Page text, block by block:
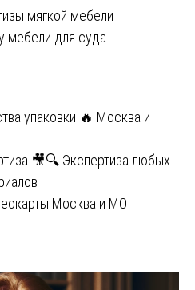
мягкой мебели
мебели для суда
упаковки 🔥 Москва и
🎥🔍 Экспертиза любых
Москва и МО